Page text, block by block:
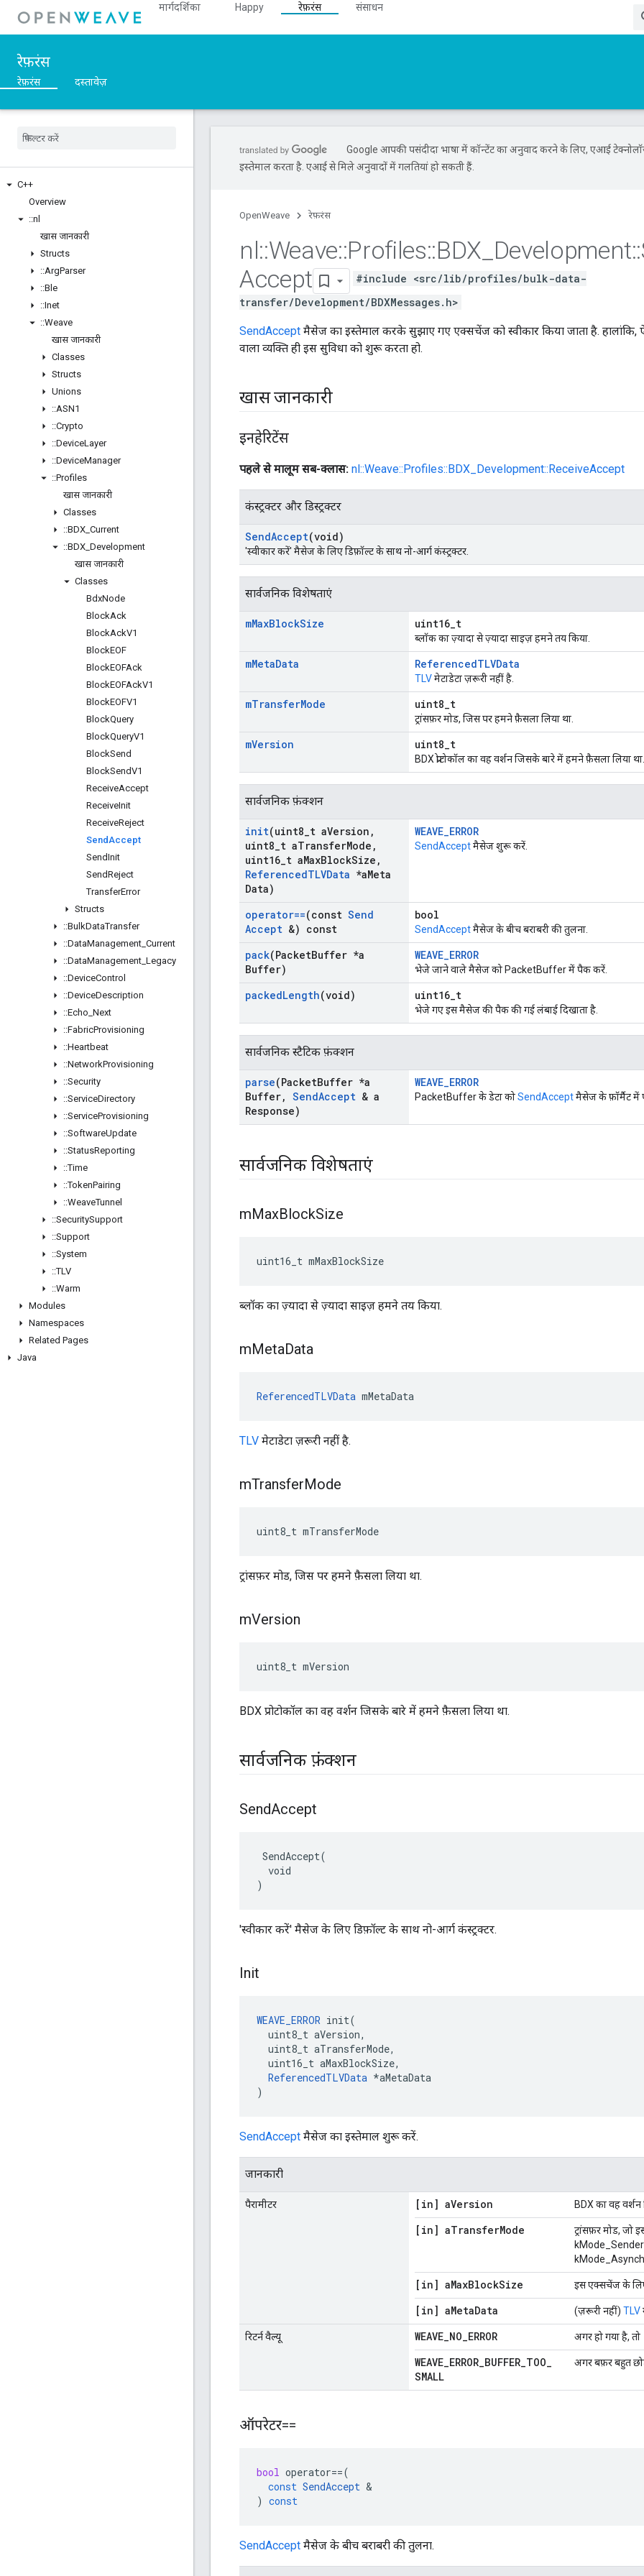
मार्गदर्शिका Happy रेफ़रंस संसाधन
रेफ़रंस
रेफ़रंस दस्तावेज़
C++
Overview
::nl
खास जानकारी
Structs
::ArgParser
::Ble
::Inet
::Weave
खास जानकारी
Classes
Structs
Unions
::ASN1
::Crypto
::DeviceLayer
::DeviceManager
::Profiles
खास जानकारी
Classes
::BDX Current
::BDX Development
खास जानकारी
Classes
BdxNode
BlockAck
BlockAckV1
BlockEOF
BlockEOFAck
BlockEOFAckV1
BlockEOFV1
BlockQuery
BlockQueryV1
BlockSend
BlockSendV1
ReceiveAccept
ReceiveInit
ReceiveReject
SendAccept
SendInit
SendReject
TransferError
Structs
::BulkDataTransfer
::DataManagement Current
::DataManagement Legacy
::DeviceControl
::DeviceDescription
::Echo Next
::FabricProvisioning
::Heartbeat
::NetworkProvisioning
::Security
::ServiceDirectory
::ServiceProvisioning
::SoftwareUpdate
::StatusReporting
::Time
::TokenPairing
::WeaveTunnel
::SecuritySupport
::Support
::System
::TLV
::Warm
Modules
Namespaces
Related Pages
Java
Google आपकी पसंदीदा भाषा में कॉन्टेंट का अनुवाद करने के लिए, एआई
इस्तेमाल करता है. एआई से मिले अनुवादों में गलतियां हो सकती हैं.
OpenWeave रेफ़रंस
nl::Weave::Profiles::BDX Development::
Accept
#include <src/lib/profiles/bulk-data-
transfer/Development/BDXMessages.h>
SendAccept मैसेज का इस्तेमाल करके सुझाए गए एक्सचेंज को स्वीकार किया जाता है. हालांकि,
वाला व्यक्ति ही इस सुविधा को शुरू करता हो.
खास जानकारी
इनहेरिटेंस
पहले से मालूम सब-क्लास: nl::Weave::Profiles::BDX_Development::ReceiveAccept
कंस्ट्रक्टर और डिस्ट्रक्टर
SendAccept(void)
'स्वीकार करें' मैसेज के लिए डिफ़ॉल्ट के साथ नो-आर्ग कंस्ट्रक्टर.
सार्वजनिक विशेषताएं
mMaxBlockSize uint16_t
ब्लॉक का ज़्यादा से ज़्यादा साइज़ हमने तय किया.
mMetaData ReferencedTLVData
TLVमेटाडेटा ज़रूरी नहीं है.
mTransferMode uint8_t
ट्रांसफ़र मोड, जिस पर हमने फ़ैसला लिया था.
mVersion uint8_t
BDX प्रोटोकॉल का वह वर्शन जिसके बारे में हमने फ़ैसला लिया था.
सार्वजनिक फ़ंक्शन
init(uint8 t aVersion ,
uint8 t aTransferMode ,
uint16 t aMaxBlockSize ,
ReferencedTLVData *aMeta
Data)
WEAVE_ERROR
SendAcceptमैसेज शुरू करें.
operator==(const Send
Accept &) const
bool
SendAcceptमैसेज के बीच बराबरी की तुलना.
pack(PacketBuffer *a
Buffer)
WEAVE_ERROR
भेजे जाने वाले मैसेज को PacketBuffer में पैक करें.
packedLength(void) uint16_t
भेजे गए इस मैसेज की पैक की गई लंबाई दिखाता है.
सार्वजनिक स्टैटिक फ़ंक्शन
parse(PacketBuffer *a
Buffer, SendAccept & a
Response)
WEAVE_ERROR
PacketBuffer के डेटा कोSendAcceptमैसेज के फ़ॉर्मैट में
सार्वजनिक विशेषताएं
mMaxBlockSize
uint16_t mMaxBlockSize
ब्लॉक का ज़्यादा से ज़्यादा साइज़ हमने तय किया.
mMetaData
ReferencedTLVData mMetaData
TLV मेटाडेटा ज़रूरी नहीं है.
mTransferMode
uint8_t mTransferMode
ट्रांसफ़र मोड, जिस पर हमने फ़ैसला लिया था.
mVersion
uint8_t mVersion
BDX प्रोटोकॉल का वह वर्शन जिसके बारे में हमने फ़ैसला लिया था.
सार्वजनिक फ़ंक्शन
SendAccept
SendAccept(
  void
)
'स्वीकार करें' मैसेज के लिए डिफ़ॉल्ट के साथ नो-आर्ग कंस्ट्रक्टर.
Init
WEAVE_ERROR init(
  uint8_t aVersion,
  uint8_t aTransferMode,
  uint16_t aMaxBlockSize,
ReferencedTLVData *aMetaData
)
SendAccept मैसेज का इस्तेमाल शुरू करें.
जानकारी
पैरामीटर [in] aVersion BDX का वह
[in] aTransferMode
ट्रांसफ़र मोड, जो
[in] aMaxBlockSize इस एक्सचेंज के लिए
[in] aMetaData (ज़रूरी नहीं) TLV
रिटर्न वैल्यू WEAVE_NO_ERROR अगर हो गया है, तो
WEAVE_ERROR_BUFFER_TOO_
SMALL
अगर बफ़र बहुत
ऑपरेटर==
bool operator==(
const SendAccept &
) const
SendAccept मैसेज के बीच बराबरी की तुलना.